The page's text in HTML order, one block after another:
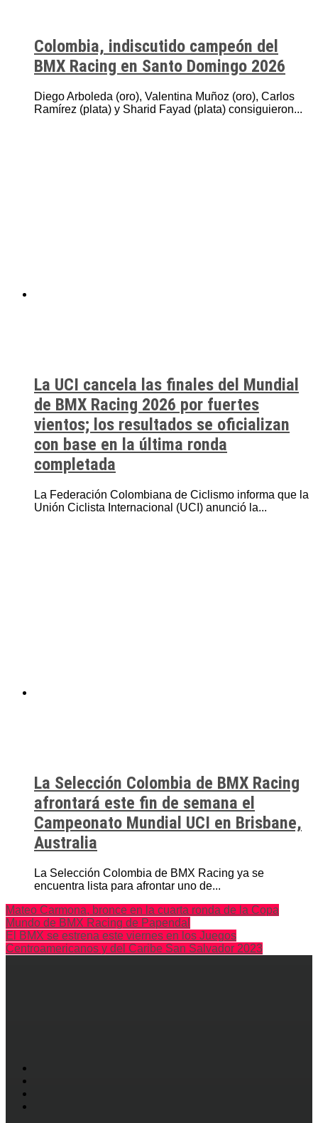
Colombia, indiscutido campeón del
BMX Racing en Santo Domingo 2026
Diego Arboleda (oro), Valentina Muñoz (oro), Carlos
Ramírez (plata) y Sharid Fayad (plata) consiguieron...
La UCI cancela las finales del Mundial
de BMX Racing 2026 por fuertes
vientos; los resultados se oficializan
con base en la última ronda
completada
La Federación Colombiana de Ciclismo informa que la
Unión Ciclista Internacional (UCI) anunció la...
La Selección Colombia de BMX Racing
afrontará este fin de semana el
Campeonato Mundial UCI en Brisbane,
Australia
La Selección Colombia de BMX Racing ya se
encuentra lista para afrontar uno de...
Mateo Carmona, bronce en la cuarta ronda de la Copa
Mundo de BMX Racing de Papendal
El BMX se estrena este viernes en los Juegos
Centroamericanos y del Caribe San Salvador 2023